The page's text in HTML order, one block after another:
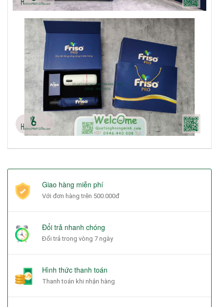
Giao hàng miễn phí
Với đơn hàng trên 500.000đ
Đổi trả nhanh chóng
Đổi trả trong vòng 7 ngày
Hình thức thanh toán
Thanh toán khi nhận hàng